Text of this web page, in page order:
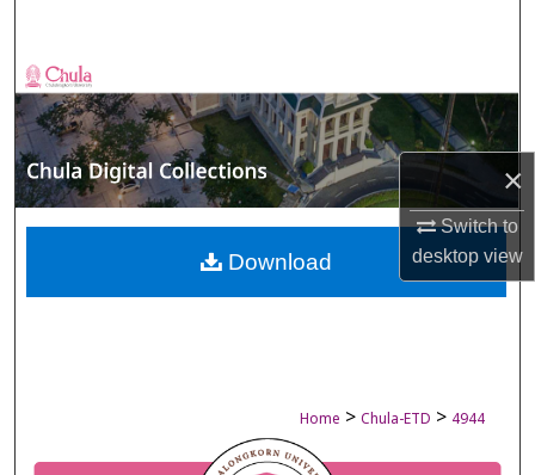
×
Switch to
desktopview
Browse Collections
My Account
About
Digital Commons Network™
Home > Chula-ETD > 4944
Download